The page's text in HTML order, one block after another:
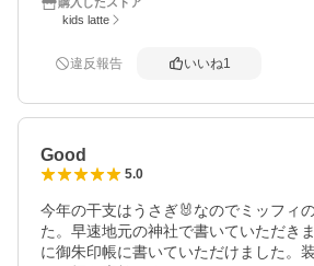
kids latte
違反報告 いいね1
Good
5.0
今年の干支はうさぎ🐰なのでミッフィ
た。早速地元の神社で書いていただき
に御朱印帳に書いていただけました。